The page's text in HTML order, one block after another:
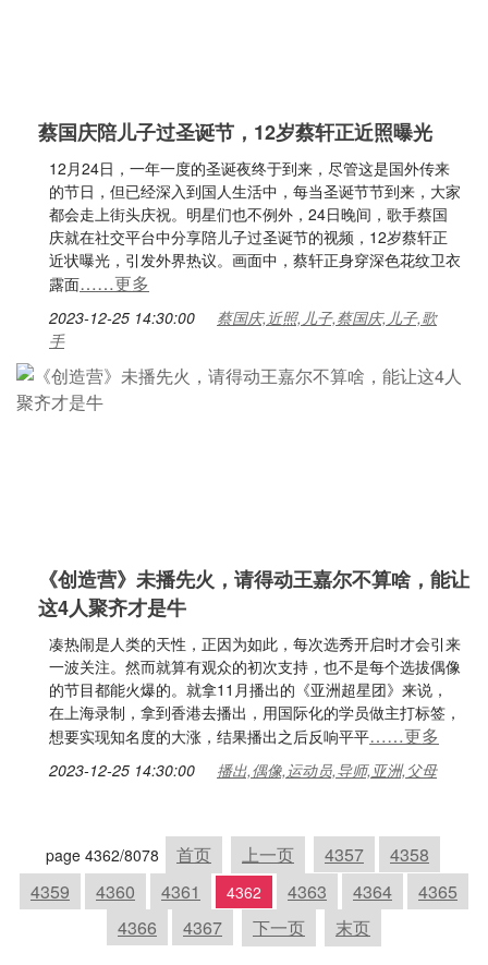
蔡国庆陪儿子过圣诞节，12岁蔡轩正近照曝光
12月24日，一年一度的圣诞夜终于到来，尽管这是国外传来
的节日，但已经深入到国人生活中，每当圣诞节节到来，大家
都会走上街头庆祝。明星们也不例外，24日晚间，歌手蔡国
庆就在社交平台中分享陪儿子过圣诞节的视频，12岁蔡轩正
近状曝光，引发外界热议。画面中，蔡轩正身穿深色花纹卫衣
露面……更多
2023-12-25 14:30:00
蔡国庆,近照,儿子,蔡国庆,儿子,歌
手
《创造营》未播先火，请得动王嘉尔不算啥，能让
这4人聚齐才是牛
凑热闹是人类的天性，正因为如此，每次选秀开启时才会引来
一波关注。然而就算有观众的初次支持，也不是每个选拔偶像
的节目都能火爆的。就拿11月播出的《亚洲超星团》来说，
在上海录制，拿到香港去播出，用国际化的学员做主打标签，
想要实现知名度的大涨，结果播出之后反响平平……更多
2023-12-25 14:30:00 播出,偶像,运动员,导师,亚洲,父母
page 4362/8078 首页 上一页 4357
4358
4359
4360 4361 4362 4363 4364
4365
4366
4367 下一页 末页